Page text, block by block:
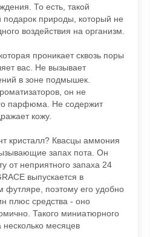
То есть, такой
подарок природы, который не
воздействия на организм.
проникает сквозь поры
вас. Не вызывает
в зоне подмышек.
он не
парфюма. Не содержит
кожу.
кристалл? Квасцы аммония
запах пота. Он
от неприятного запаха 24
выпускается в
футляре, поэтому его удобно
плюс средства - оно
Такого миниатюрного
несколько месяцев